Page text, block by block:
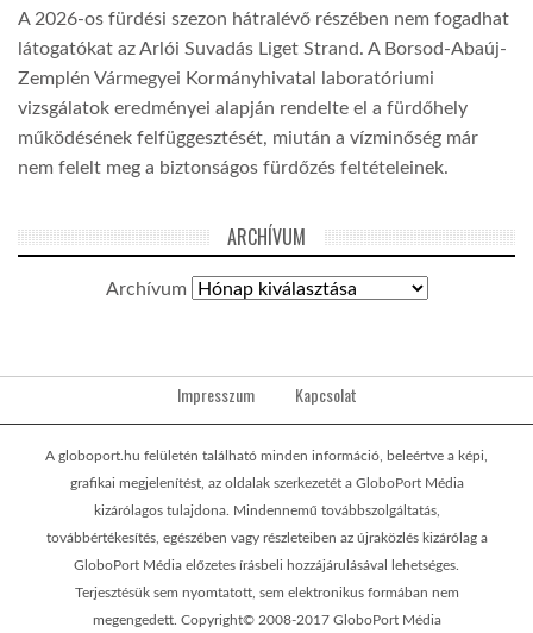
A 2026-os fürdési szezon hátralévő részében nem fogadhat
látogatókat az Arlói Suvadás Liget Strand. A Borsod-Abaúj-
Zemplén Vármegyei Kormányhivatal laboratóriumi
vizsgálatok eredményei alapján rendelte el a fürdőhely
működésének felfüggesztését, miután a vízminőség már
nem felelt meg a biztonságos fürdőzés feltételeinek.
ARCHÍVUM
Archívum
Impresszum Kapcsolat
A globoport.hu felületén található minden információ, beleértve a képi,
grafikai megjelenítést, az oldalak szerkezetét a GloboPort Média
kizárólagos tulajdona. Mindennemű továbbszolgáltatás,
továbbértékesítés, egészében vagy részleteiben az újraközlés kizárólag a
GloboPort Média előzetes írásbeli hozzájárulásával lehetséges.
Terjesztésük sem nyomtatott, sem elektronikus formában nem
megengedett. Copyright© 2008-2017 GloboPort Média